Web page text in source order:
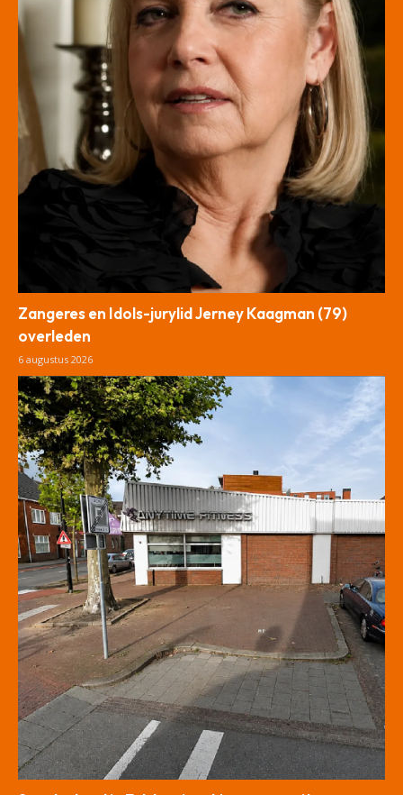
Zangeres en Idols-jurylid Jerney Kaagman (79)
overleden
6 augustus 2026